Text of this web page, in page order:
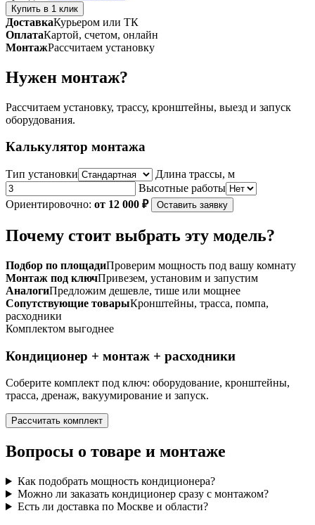
ROYAL
SUPREMO
BLANCO
FULL
EU
Inverter
RCI-
RSB40HN
(комплект)
Купить в 1 клик
ДоставкаКурьером или ТК
ОплатаКартой, счетом, онлайн
МонтажРассчитаем установку
Нужен монтаж?
Рассчитаем установку, трассу, кронштейны, выезд и запуск
оборудования.
Калькулятор монтажа
Тип установки
Длина трассы, м
Высотные работы
Ориентировочно: от 12 000 ₽ Оставить заявку
Почему стоит выбрать эту модель?
Подбор по площадиПроверим мощность под вашу комнату
Монтаж под ключПривезем, установим и запустим
АналогиПредложим дешевле, тише или мощнее
Сопутствующие товарыКронштейны, трасса, помпа,
расходники
Комплектом выгоднее
Кондиционер + монтаж + расходники
Соберите комплект под ключ: оборудование, кронштейны,
трасса, дренаж, вакуумирование и запуск.
Рассчитать комплект
Вопросы о товаре и монтаже
Как подобрать мощность кондиционера?
Можно ли заказать кондиционер сразу с монтажом?
Есть ли доставка по Москве и области?